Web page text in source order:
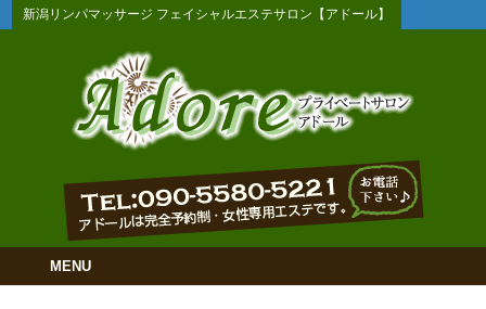
新潟リンパマッサージ フェイシャルエステサロン【アドール】
MENU